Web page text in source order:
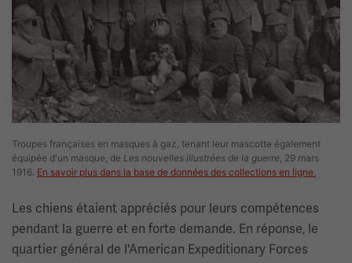
Troupes françaises en masques à gaz, tenant leur mascotte également
équipée d'un masque, de Les nouvelles illustrées de la guerre, 29 mars
1916. En savoir plus dans la base de données des collections en ligne.
Les chiens étaient appréciés pour leurs compétences
pendant la guerre et en forte demande. En réponse, le
quartier général de l'American Expeditionary Forces